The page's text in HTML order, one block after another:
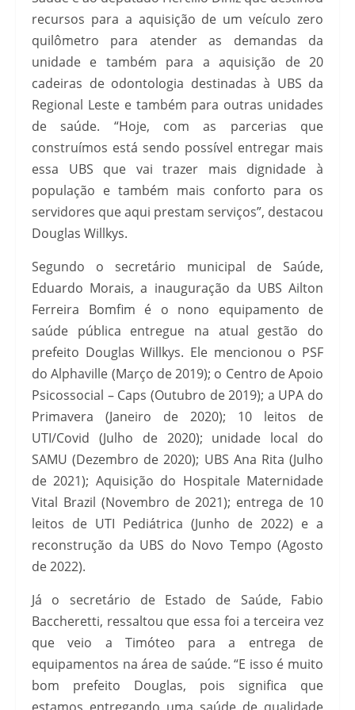
recursos para a aquisição de um veículo zero
quilômetro para atender as demandas da
unidade e também para a aquisição de 20
cadeiras de odontologia destinadas à UBS da
Regional Leste e também para outras unidades
de saúde. “Hoje, com as parcerias que
construímos está sendo possível entregar mais
essa UBS que vai trazer mais dignidade à
população e também mais conforto para os
servidores que aqui prestam serviços”, destacou
Douglas Willkys.
Segundo o secretário municipal de Saúde,
Eduardo Morais, a inauguração da UBS Ailton
Ferreira Bomfim é o nono equipamento de
saúde pública entregue na atual gestão do
prefeito Douglas Willkys. Ele mencionou o PSF
do Alphaville (Março de 2019); o Centro de Apoio
Psicossocial – Caps (Outubro de 2019); a UPA do
Primavera (Janeiro de 2020); 10 leitos de
UTI/Covid (Julho de 2020); unidade local do
SAMU (Dezembro de 2020); UBS Ana Rita (Julho
de 2021); Aquisição do Hospitale Maternidade
Vital Brazil (Novembro de 2021); entrega de 10
leitos de UTI Pediátrica (Junho de 2022) e a
reconstrução da UBS do Novo Tempo (Agosto
de 2022).
Já o secretário de Estado de Saúde, Fabio
Baccheretti, ressaltou que essa foi a terceira vez
que veio a Timóteo para a entrega de
equipamentos na área de saúde. “E isso é muito
bom prefeito Douglas, pois significa que